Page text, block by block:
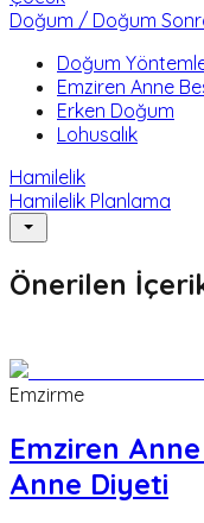
Doğum / Doğum
Doğum
Emziren Anne
Erken Doğum
Lohusalık
Hamilelik
Hamilelik Planlama
Önerilen
Emzirme
Emziren
Anne Diyeti